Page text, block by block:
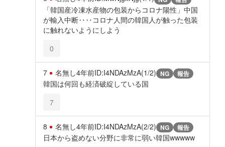
「韓国産冷凍水産物の包装からコロナ陽性」中国
が輸入中断‥‥コロナ人間の韓国人が触った包装
に触れないようにしよう
0
7 名無し4年前ID:I4NDAzMzA(1/2) NG 報告
韓国は何回も経済破綻している国
7
8 名無し4年前ID:I4NDAzMzA(2/2) NG 報告
日本から盗めない分野に非常に弱い韓国wwwww